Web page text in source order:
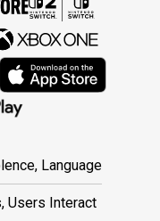
Language
Users Interact